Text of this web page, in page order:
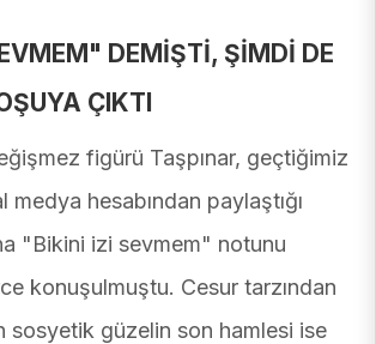
DEMİŞTİ, ŞİMDİ DE
ÇIKTI
figürü Taşpınar, geçtiğimiz
medya hesabından paylaştığı
"Bikini izi sevmem" notunu
konuşulmuştu. Cesur tarzından
sosyetik güzelin son hamlesi ise